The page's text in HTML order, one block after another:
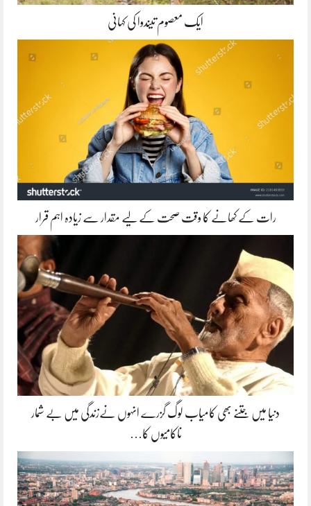
ایک معصوم تیندوا کی کہانی
رات کے کھانے کا وقت صحت کے لیے مقدار سے زیادہ اہم قرار
دنیا میں جتنے بھی کامیاب لوگ گزرے انہوں نےزندگی میں بے شمار
ناکامیوں کا…